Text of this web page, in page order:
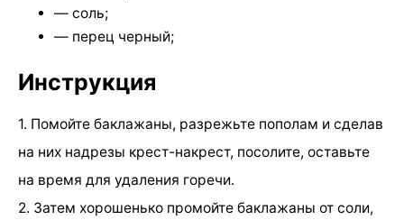
— соль;
— перец черный;
Инструкция
1. Помойте баклажаны, разрежьте пополам и сделав
на них надрезы крест-накрест, посолите, оставьте
на время для удаления горечи.
2. Затем хорошенько промойте баклажаны от соли,